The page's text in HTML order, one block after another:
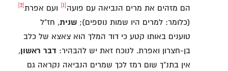
הם מזהים את מרים הנביאה עם פועה [1] ועם אפרת[2]
(כלומר: למרים היו שמות נוספים); שנית, חז"ל
טוענים באותו קטע כי דוד המלך הוא צאצא של כלב
בן-חצרון ואפרת. לנוכח זאת יש להבהיר: דבר ראשון,
אין בתנ"ך שום רמז לכך שמרים הנביאה נקראה גם